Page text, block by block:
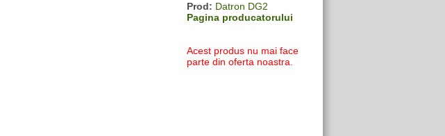
Prod: Datron DG2
Pagina producatorului
Acest produs nu mai face
parte din oferta noastra.